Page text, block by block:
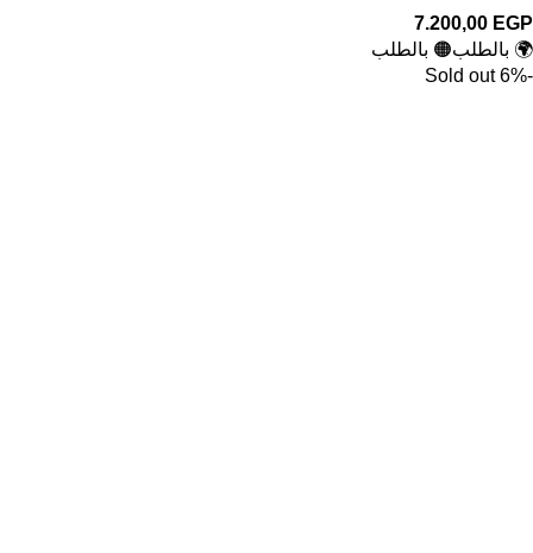
7.200,00 EGP
🌍 بالطلب🟠 بالطلب
-6%
Sold out